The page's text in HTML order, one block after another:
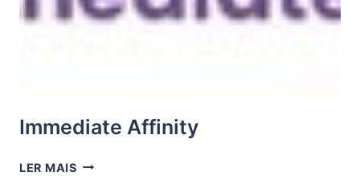
Immediate Affinity
LER MAISIMMEDIATE